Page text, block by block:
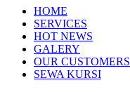
HOME
SERVICES
HOT NEWS
GALERY
OUR CUSTOMERS
SEWA KURSI